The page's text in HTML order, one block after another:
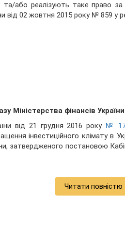
та/або реалізують таке право
від 02 жовтня 2015 року № 859 у
Міністерства фінансів
від 21 грудня 2016 року №
інвестиційного клімату в
затвердженого постановою
Читати повністю